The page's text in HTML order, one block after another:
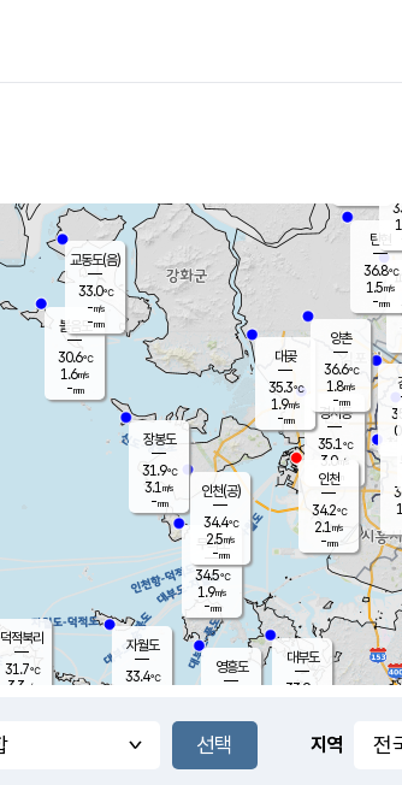
풍도
무의도
34.5℃
1.9m/s
-mm
영흥도
볼음도
30.6℃
1.6m/s
-mm
자월도
33.4℃
장봉도
31.9℃
3.1 m/s
-mm
대부도
33.9
경서동
35.1℃
3.0m/s
-mm
대곶
35.3℃
1.9m/s
-mm
탄현
36.8℃
1.5m/s
-mm
양촌
36.6℃
1.8m/s
-mm
덕적북리
31.7℃
3.3 m/s
인천(공)
34.4℃
2.5m/s
-mm
교동도(음)
33.0℃
-m/s
-mm
인천
34.2℃
2.1 m/s
-mm
지역